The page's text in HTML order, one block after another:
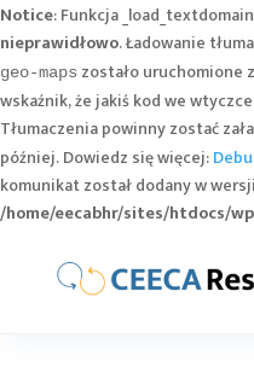
Notice: Funkcja
nieprawidłowo. Ładowanie
geo-maps zostało uruchomione
wskaźnik, że jakiś kod we
Tłumaczenia powinny zostać
później. Dowiedz się więcej:
komunikat został dodany w
/home/eecabhr/sites/htdocs/